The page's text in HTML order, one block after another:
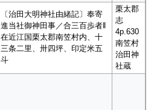
〔治田大明神社由緒記〕奉寄
進当社御神田事／合三百歩者‖
在近江国栗太郡南笠村内、十
三条二里、卅四坪、印定米五
斗
栗太郡
志
4p.630
南笠村
治田神
社蔵